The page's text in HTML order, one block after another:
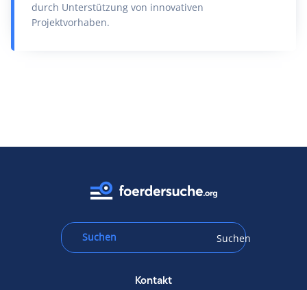
durch Unterstützung von innovativen
Projektvorhaben.
Suchen
Kontakt